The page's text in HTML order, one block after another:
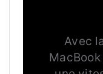
Avec